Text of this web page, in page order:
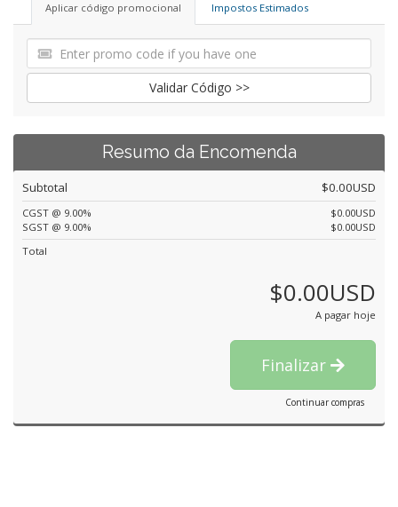
Aplicar código promocional Impostos Estimados
Validar Código >>
Resumo da Encomenda
Subtotal $0.00USD
CGST @ 9.00%
$0.00USD
SGST @ 9.00%
$0.00USD
Total
$0.00USD
A pagar hoje
Finalizar
Continuar compras